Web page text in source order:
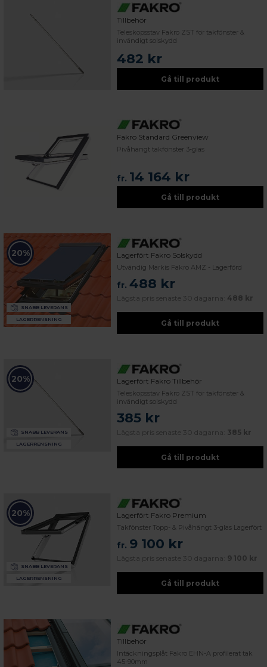
Tillbehör
Teleskopsstav Fakro ZST för takfönster &
invändigt solskydd
482 kr
Gå till produkt
Fakro Standard Greenview
Pivåhängt takfönster 3-glas
fr. 14 164 kr
Gå till produkt
20%
SNABB LEVERANS
LAGERRENSNING
Lagerfört Fakro Solskydd
Utvändig Markis Fakro AMZ - Lagerförd
fr. 488 kr
Lägsta pris senaste 30 dagarna: 488 kr
Gå till produkt
20%
SNABB LEVERANS
LAGERRENSNING
Lagerfört Fakro Tillbehör
Teleskopsstav Fakro ZST för takfönster &
invändigt solskydd
385 kr
Lägsta pris senaste 30 dagarna: 385 kr
Gå till produkt
20%
SNABB LEVERANS
LAGERRENSNING
Lagerfört Fakro Premium
Takfönster Topp- & Pivåhängt 3-glas Lagerfört
fr. 9 100 kr
Lägsta pris senaste 30 dagarna: 9 100 kr
Gå till produkt
Tillbehör
Intäckningsplåt Fakro EHN-A profilerat tak
45-90mm